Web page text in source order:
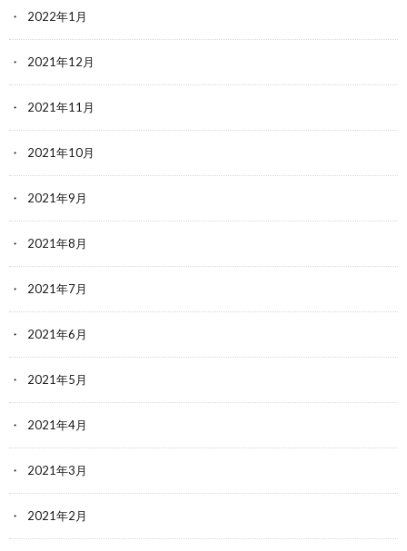
2022年1月
2021年12月
2021年11月
2021年10月
2021年9月
2021年8月
2021年7月
2021年6月
2021年5月
2021年4月
2021年3月
2021年2月